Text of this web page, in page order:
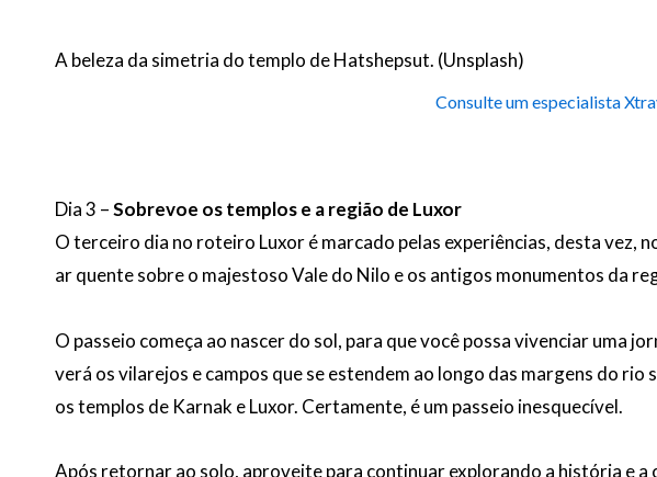
A beleza da simetria do templo de Hatshepsut. (Unsplash)
Consulte um especialista
Dia 3 –Sobrevoe os templos e a região de Luxor
O terceiro dia no roteiro Luxor é marcado pelas experiências, desta vez,
ar quente sobre o majestoso Vale do Nilo e os antigos monumentos da
O passeio começa ao nascer do sol, para que você possa vivenciar uma
verá os vilarejos e campos que se estendem ao longo das margens do
os templos de Karnak e Luxor. Certamente, é um passeio inesquecível.
Após retornar ao solo, aproveite para continuar explorando a história e a